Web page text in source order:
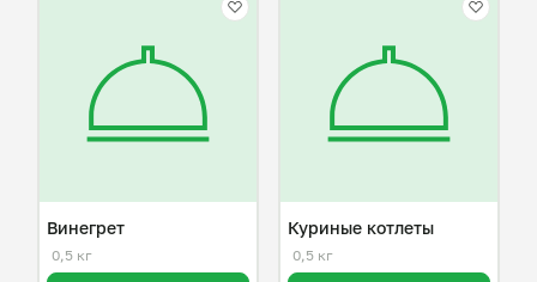
Винегрет
0,5 кг
Куриные котлеты
0,5 кг